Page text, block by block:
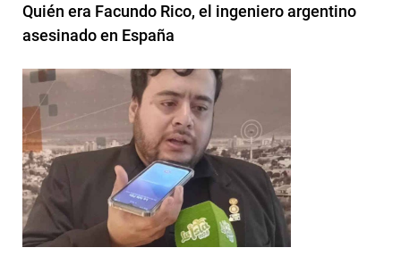
Quién era Facundo Rico, el ingeniero argentino
asesinado en España